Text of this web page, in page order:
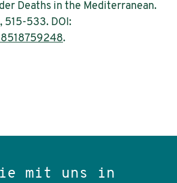
Deaths in the Mediterranean.
515-533. DOI:
.
mit uns in